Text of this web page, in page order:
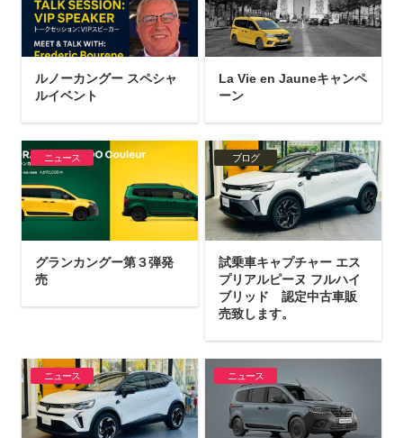
ルノーカングー スペシャ
ルイベント
La Vie en Jauneキャンペ
ーン
ニュース
グランカングー第３弾発
売
ブログ
試乗車キャプチャー エス
プリアルピーヌ フルハイ
ブリッド 認定中古車販
売致します。
ニュース ニュース